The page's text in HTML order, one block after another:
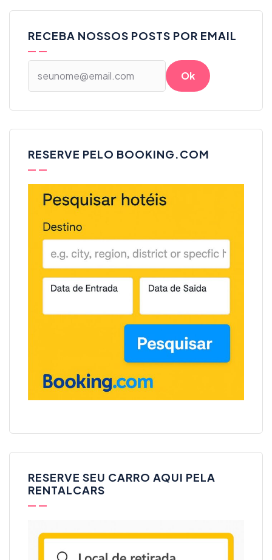
RECEBA NOSSOS POSTS POR EMAIL
RESERVE PELO BOOKING.COM
RESERVE SEU CARRO AQUI PELA
RENTALCARS